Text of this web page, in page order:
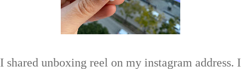
I shared unboxing reel on my instagram address. I